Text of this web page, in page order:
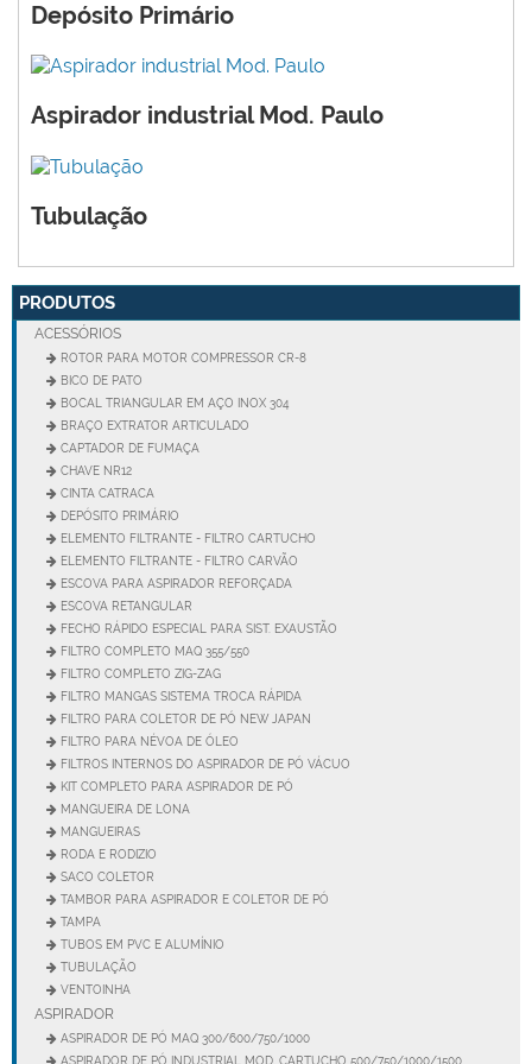
Depósito Primário
Aspirador industrial Mod. Paulo
Tubulação
PRODUTOS
ACESSÓRIOS
ROTOR PARA MOTOR COMPRESSOR CR-8
BICO DE PATO
BOCAL TRIANGULAR EM AÇO INOX 304
BRAÇO EXTRATOR ARTICULADO
CAPTADOR DE FUMAÇA
CHAVE NR12
CINTA CATRACA
DEPÓSITO PRIMÁRIO
ELEMENTO FILTRANTE - FILTRO CARTUCHO
ELEMENTO FILTRANTE - FILTRO CARVÃO
ESCOVA PARA ASPIRADOR REFORÇADA
ESCOVA RETANGULAR
FECHO RÁPIDO ESPECIAL PARA SIST. EXAUSTÃO
FILTRO COMPLETO MAQ 355/550
FILTRO COMPLETO ZIG-ZAG
FILTRO MANGAS SISTEMA TROCA RÁPIDA
FILTRO PARA COLETOR DE PÓ NEW JAPAN
FILTRO PARA NÉVOA DE ÓLEO
FILTROS INTERNOS DO ASPIRADOR DE PÓ VÁCUO
KIT COMPLETO PARA ASPIRADOR DE PÓ
MANGUEIRA DE LONA
MANGUEIRAS
RODA E RODIZIO
SACO COLETOR
TAMBOR PARA ASPIRADOR E COLETOR DE PÓ
TAMPA
TUBOS EM PVC E ALUMÍNIO
TUBULAÇÃO
VENTOINHA
ASPIRADOR
ASPIRADOR DE PÓ MAQ 300/600/750/1000
ASPIRADOR DE PÓ INDUSTRIAL MOD. CARTUCHO 500/750/1000/1500